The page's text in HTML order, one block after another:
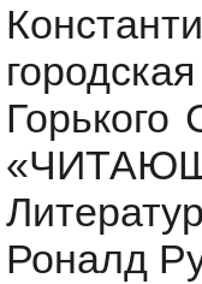
Роналд